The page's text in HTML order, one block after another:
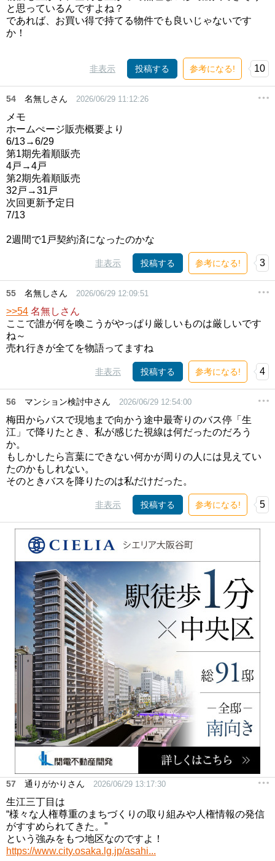
と思っているんですよね？
であれば、お買い得で持てる物件でも良いじゃないです
か！
非表示 投稿する 参考になる! 10
54 名無しさん 2026/06/29 11:12:26
メモ
ホームぺージ販売概要より
6/13→6/29
第1期先着順販売
4戸→4戸
第2期先着順販売
32戸→31戸
次回更新予定日
7/13
2週間で1戸契約済になったのかな
非表示 投稿する 参考になる! 3
55 名無しさん 2026/06/29 12:09:51
>>54 名無しさん
ここで誰が何を喚こうがやっぱり厳しいものは厳しいです
ね～
売れ行きが全てを物語ってますね
非表示 投稿する 参考になる! 4
56 マンション検討中さん 2026/06/29 12:54:00
梅田からバスで現地まで向かう途中最寄りのバス停「生
江」で降りたとき、私が感じた視線は何だったのだろう
か。
もしかしたら言葉にできない何かが周りの人には見えてい
たのかもしれない。
そのときバスを降りたのは私だけだった。
非表示 投稿する 参考になる! 5
57 通りがかりさん 2026/06/29 13:17:30
生江三丁目は
“様々な人権尊重のまちづくりの取り組みや人権情報の発信
がすすめられてきた。”
という強みをもつ地区なのですよ！
https://www.city.osaka.lg.jp/asahi...